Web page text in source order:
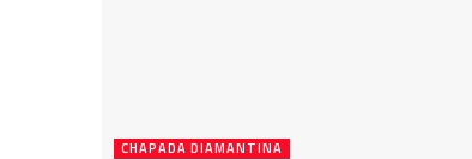
CHAPADA DIAMANTINA